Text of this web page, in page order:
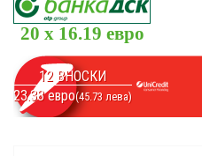
20 x 16.19 евро
12 ВНОСКИ
23.38 евро(45.73 лева)